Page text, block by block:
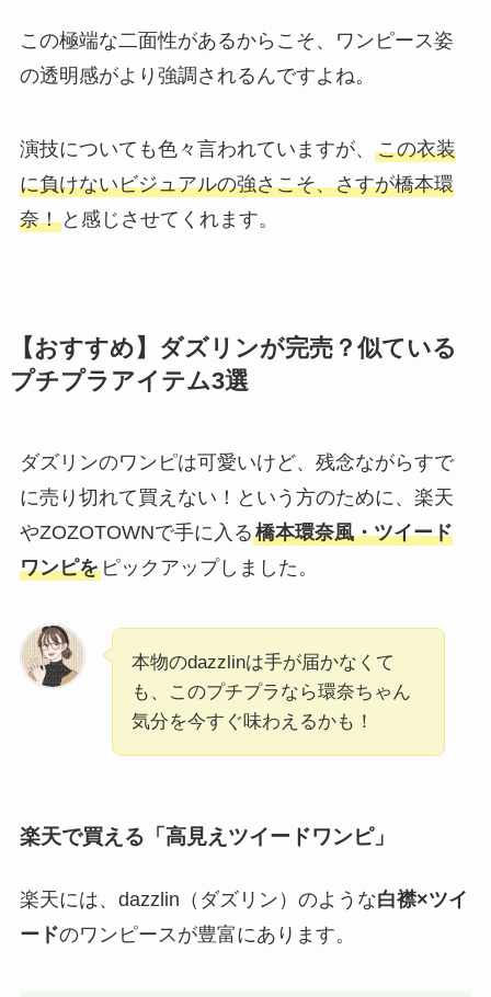
この極端な二面性があるからこそ、ワンピース姿
の透明感がより強調されるんですよね。
演技についても色々言われていますが、 この衣装
に負けないビジュアルの強さこそ、さすが橋本環
奈！と感じさせてくれます。
【おすすめ】ダズリンが完売？似ている
プチプラアイテム3選
ダズリンのワンピは可愛いけど、残念ながらすで
に売り切れて買えない！という方のために、楽天
やZOZOTOWNで手に入る橋本環奈風・ツイード
ワンピをピックアップしました。
本物のdazzlinは手が届かなくて
も、このプチプラなら環奈ちゃん
気分を今すぐ味わえるかも！
楽天で買える「高見えツイードワンピ」
楽天には、dazzlin（ダズリン）のような白襟×ツイ
ードのワンピースが豊富にあります。